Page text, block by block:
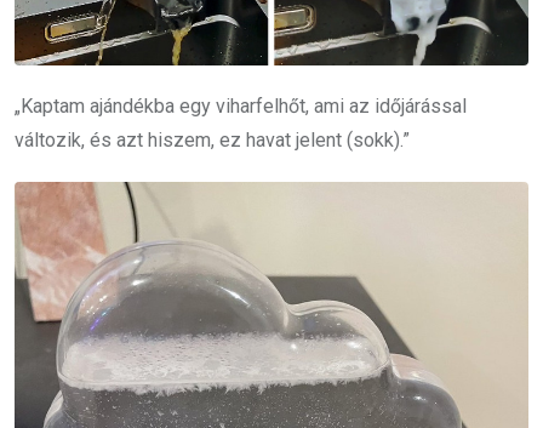
„Kaptam ajándékba egy viharfelhőt, ami az időjárással
változik, és azt hiszem, ez havat jelent (sokk).”